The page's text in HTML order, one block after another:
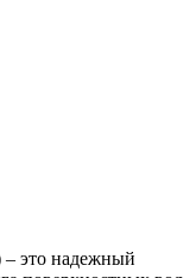
– это надежный